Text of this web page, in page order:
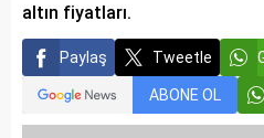
altın fiyatları.
Paylaş Tweetle
ABONE OL